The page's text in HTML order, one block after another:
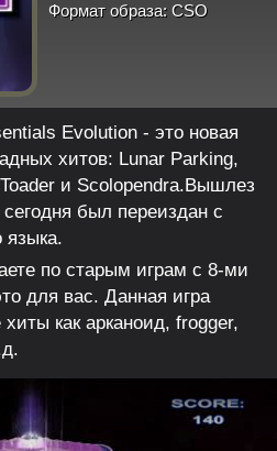
Формат образа: CSO
Evolution - это новая
хитов: Lunar Parking,
и Scolopendra.Вышлез
был переиздан с
языка.
по старым играм с 8-ми
для вас. Данная игра
как арканоид, frogger,